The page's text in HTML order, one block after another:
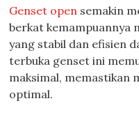
Genset open semakin
berkat kemampuannya
yang stabil dan efisien
terbuka genset ini
maksimal, memastikan
optimal.